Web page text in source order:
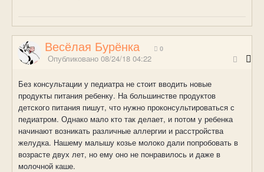
Весёлая Бурёнка 0
Опубликовано 08/24/18 04:22
Без консультации у педиатра не стоит вводить новые
продукты питания ребенку. На большинстве продуктов
детского питания пишут, что нужно проконсультироваться с
педиатром. Однако мало кто так делает, и потом у ребенка
начинают возникать различные аллергии и расстройства
желудка. Нашему малышу козье молоко дали попробовать в
возрасте двух лет, но ему оно не понравилось и даже в
молочной каше.